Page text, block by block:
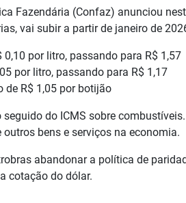
Fazendária (Confaz) anunciou
vai subir a partir de janeiro de
por litro, passando para R$ 1,57
por litro, passando para R$ 1,17
de R$ 1,05 por botijão
do ICMS sobre
bens e serviços na economia.
abandonar a política de
cotação do dólar.